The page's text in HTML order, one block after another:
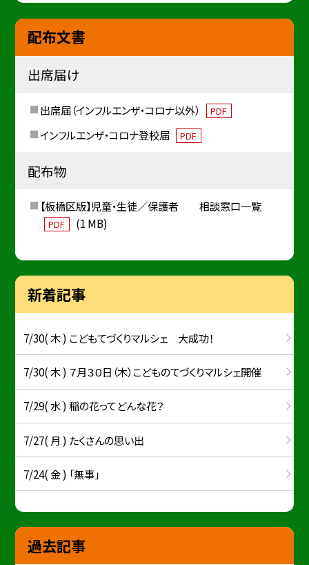
配布文書
出席届け
出席届（インフルエンザ・コロナ以外） PDF
インフルエンザ・コロナ登校届 PDF
配布物
【板橋区版】児童・生徒／保護者 相談窓口一覧
PDF (1 MB)
新着記事
7/30( 木 ) こどもてづくりマルシェ 大成功！
7/30( 木 ) ７月３０日（木）こどものてづくりマルシェ開催
7/29( 水 ) 稲の花ってどんな花？
7/27( 月 ) たくさんの思い出
7/24( 金 ) 「無事」
過去記事